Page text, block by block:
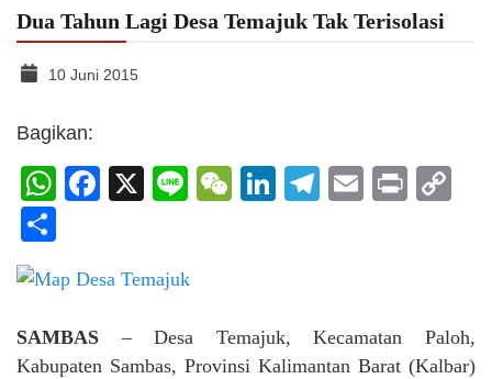
Dua Tahun Lagi Desa Temajuk Tak Terisolasi
10 Juni 2015
Bagikan:
WhatsApp
Facebook
X LineWeChat
LinkedIn
Telegram
Email
Print
SAMBAS – Desa Temajuk, Kecamatan Paloh,
Kabupaten Sambas, Provinsi Kalimantan Barat (Kalbar)